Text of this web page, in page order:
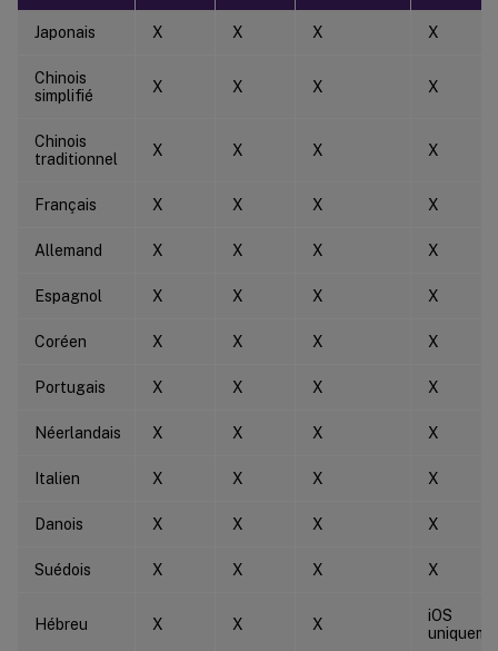
Japonais X X X X
Chinois
simplifié
X X X X
Chinois
traditionnel
X X X X
Français X X X X
Allemand X X X X
Espagnol X X X X
Coréen X X X X
Portugais X X X X
Néerlandais X X X X
Italien X X X X
Danois X X X X
Suédois X X X X
Hébreu X X X
iOS